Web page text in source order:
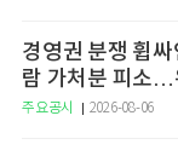
경영권 분쟁 휩
람 가처분 피소…
구
주요공시 2026-08-06